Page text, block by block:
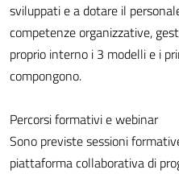
sviluppati e a dotare il
competenze organizzative,
proprio interno i 3 modelli e i
compongono.
Percorsi formativi e webinar
Sono previste sessioni
piattaforma collaborativa di